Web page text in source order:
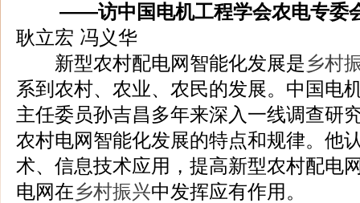
——访中国电机工程学会农电专委
耿立宏 冯义华
新型农村配电网智能化发展是乡村
系到农村、农业、农民的发展。中国电
主任委员孙吉昌多年来深入一线调查研
农村电网智能化发展的特点和规律。他
术、信息技术应用，提高新型农村配电
电网在乡村振兴中发挥应有作用。